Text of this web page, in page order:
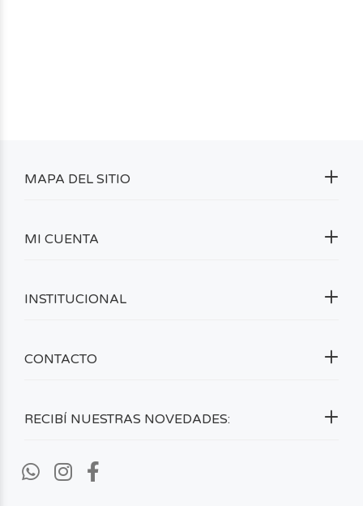
RECIBÍ NUESTRAS NOVEDADES:
MAPA DEL SITIO
MI CUENTA
INSTITUCIONAL
CONTACTO